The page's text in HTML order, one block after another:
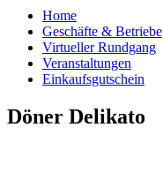
Home
Geschäfte & Betriebe
Virtueller Rundgang
Veranstaltungen
Einkaufsgutschein
Döner Delikato